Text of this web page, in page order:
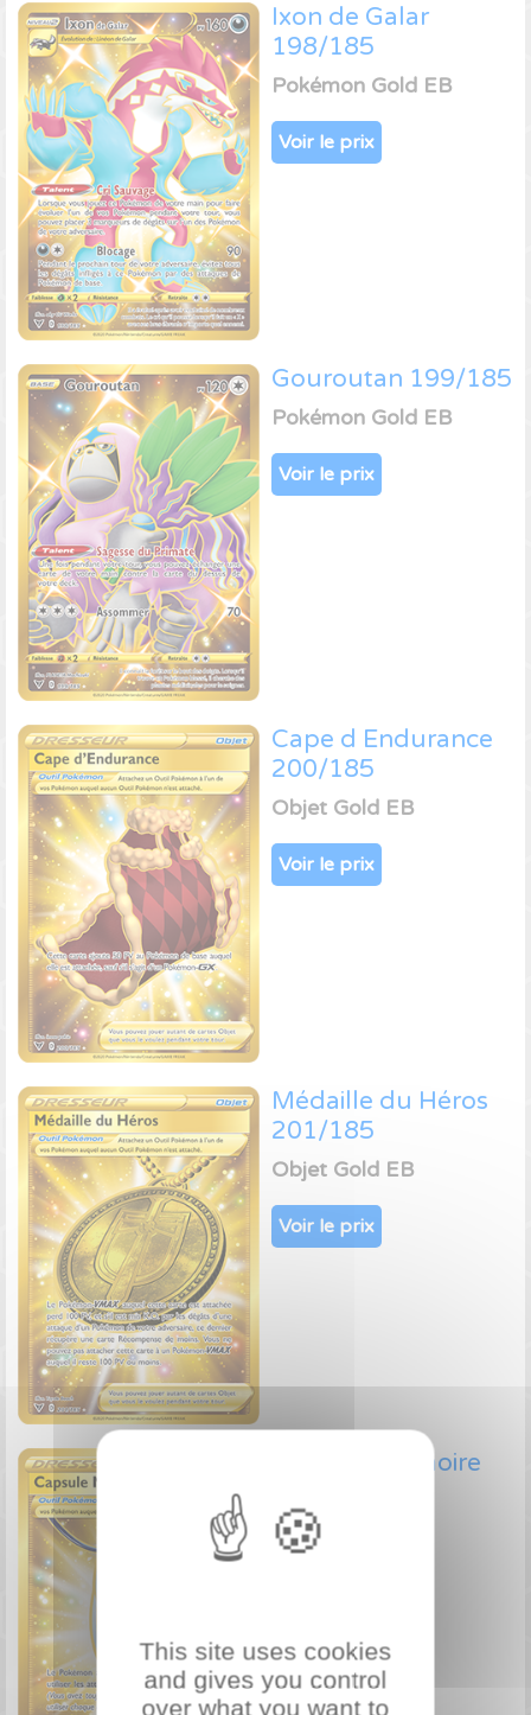
Ixon de Galar
198/185
Pokémon Gold EB
Voir le prix
Gouroutan 199/185
Pokémon Gold EB
Voir le prix
Cape d Endurance
200/185
Objet Gold EB
Voir le prix
Médaille du Héros
201/185
Objet Gold EB
Voir le prix
Capsule Mémoire
Objet Gold EB
This site uses cookies
and gives you control
over what you want to